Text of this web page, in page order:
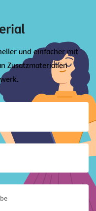
und einfacher mit
Zusatzmaterialien